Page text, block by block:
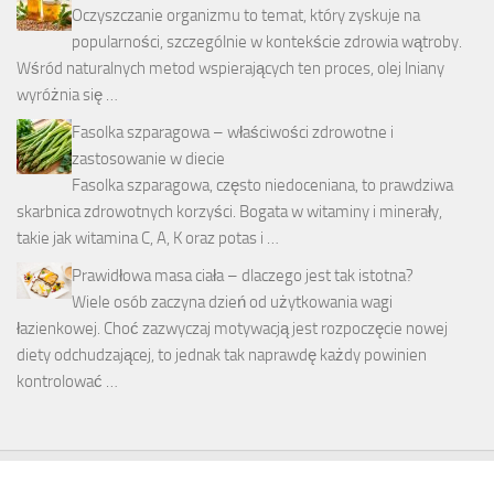
Oczyszczanie organizmu to temat, który zyskuje na
popularności, szczególnie w kontekście zdrowia wątroby.
Wśród naturalnych metod wspierających ten proces, olej lniany
wyróżnia się …
Fasolka szparagowa – właściwości zdrowotne i
zastosowanie w diecie
Fasolka szparagowa, często niedoceniana, to prawdziwa
skarbnica zdrowotnych korzyści. Bogata w witaminy i minerały,
takie jak witamina C, A, K oraz potas i …
Prawidłowa masa ciała – dlaczego jest tak istotna?
Wiele osób zaczyna dzień od użytkowania wagi
łazienkowej. Choć zazwyczaj motywacją jest rozpoczęcie nowej
diety odchudzającej, to jednak tak naprawdę każdy powinien
kontrolować …